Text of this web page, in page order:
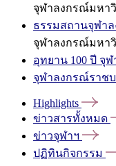
จุฬาลงกรณ์มหา
ธรรมสถานจุฬา
จุฬาลงกรณ์มหา
อุทยาน 100 ปี จุฬ
จุฬาลงกรณ์ราช
Highlights
ข่าวสารทั้งหมด
ข่าวจุฬาฯ
ปฏิทินกิจกรรม